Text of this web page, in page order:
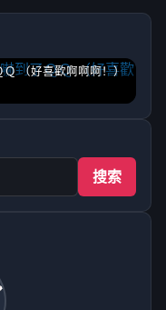
（好喜歡啊啊啊！）
搜索